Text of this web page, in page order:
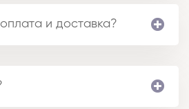
и доставка?